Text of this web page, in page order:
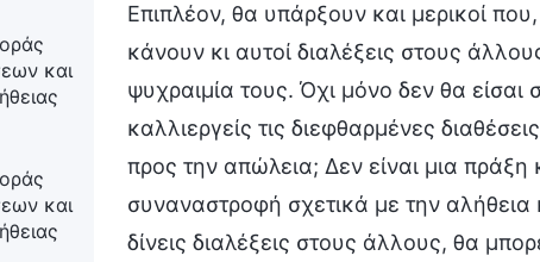
και
και
Επιπλέον, θα υπάρξουν και μερικοί
κάνουν κι αυτοί διαλέξεις στους
ψυχραιμία τους. Όχι μόνο δεν θα
καλλιεργείς τις διεφθαρμένες
προς την απώλεια; Δεν είναι μια
συναναστροφή σχετικά με την
δίνεις διαλέξεις στους άλλους, θα